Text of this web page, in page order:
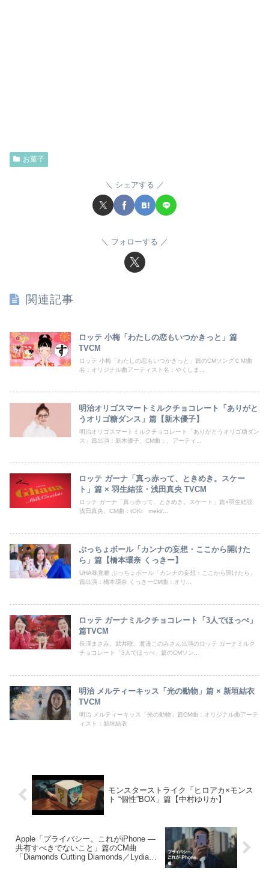
お菓子
シェアする
フォローする
関連記事
ロッテ 小梅「わたしの恋もいつかきっと」篇
TVCM
ロッテ 小梅「わたしの恋もいつかきっと」篇のCMソングＣＭ曲
名：オリジナル曲アーティスト名：やくしま...
明治オリゴスマートミルクチョコレート「ありがと
うオリゴ糖ダンス」篇【新木優子】
明治オリゴスマートミルクチョコレート「ありがとうオリゴ糖ダン
ス」篇出演：新木優子、CM曲：、アーティ...
ロッテ ガーナ「真っ赤って、ときめき。スケー
ト」篇 × 羽生結弦・浅田真央 TVCM
ロッテ ガーナ「真っ赤って、ときめき。スケート」篇×羽生結弦
浅田真央、CM曲：tOKi meki/...
ぷっちょボール「カンナの妄想・ここから開けた
ら」篇【橋本環奈 くっきー】
UHA味覚糖 ぷっちょボール「カンナの妄想・ここから開けたら」
篇出演：橋本環奈 くっきーCM曲：オリ...
ロッテ ガーナミルクチョコレート「3人でほっぺ」
篇TVCM
長澤まさみ、武井咲、渡邉このみさん出演のロッテ ガーナミルク
チョコレート「3人でほっぺ」篇のCMソン...
明治 メルティーキッス「光の動物」篇 × 新垣結衣
TVCM
明治 メルティーキッス「光の動物」篇CM曲：オリジナル曲アーテ
ィスト：新垣結衣
モンスターストライク「ヒロアカ×モンス
ト “個性”BOX」篇【中村ゆりか】
Apple「プライバシー。これがiPhone ―
共有すべきでないこと」篇のCM曲
「Diamonds Cutting Diamonds／Lydia